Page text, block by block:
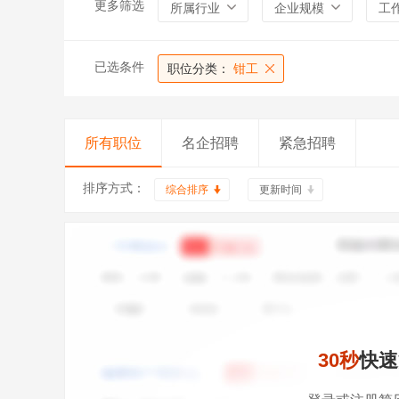
更多筛选 所属行业 企业规模 工
已选条件 职位分类： 钳工
所有职位 名企招聘 紧急招聘
排序方式： 综合排序 更新时间
30秒快